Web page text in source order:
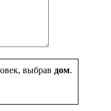
выбрав дом.